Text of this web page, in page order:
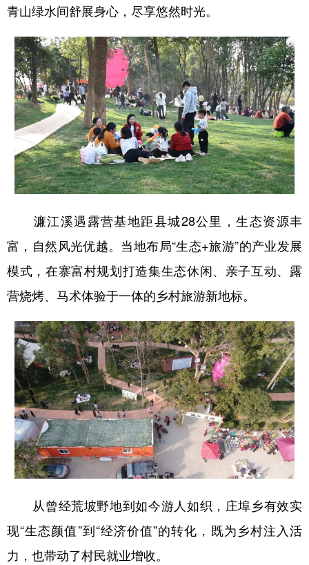
青山绿水间舒展身心，尽享悠然时光。
濂江溪遇露营基地距县城28公里，生态资源丰
富，自然风光优越。当地布局“生态+旅游”的产业发展
模式，在寨富村规划打造集生态休闲、亲子互动、露
营烧烤、马术体验于一体的乡村旅游新地标。
从曾经荒坡野地到如今游人如织，庄埠乡有效实
现“生态颜值”到“经济价值”的转化，既为乡村注入活
力，也带动了村民就业增收。